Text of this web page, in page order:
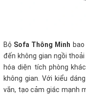
Bộ Sofa Thông Minh
đến không gian ngồi
hóa diện tích phòng
không gian. Với kiểu
vắn, tạo cảm giác mạnh